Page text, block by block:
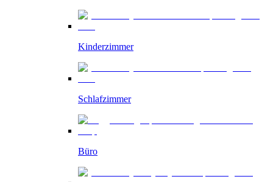
Kinderzimmer
Schlafzimmer
Büro